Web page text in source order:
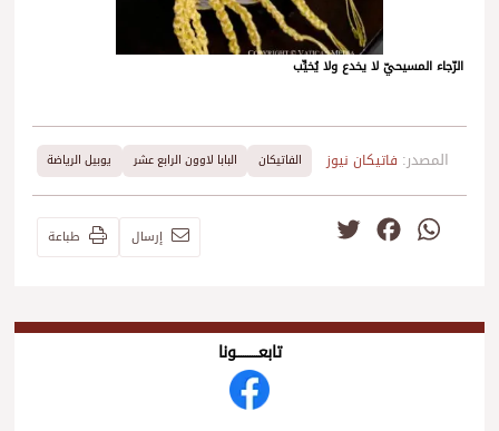
الرّجاء المسيحيّ لا يخدع ولا يُخيِّب
المصدر: فاتيكان نيوز الفاتيكان البابا لاوون الرابع عشر يوبيل الرياضة
WhatsApp
Facebook إرسال طباعة
تابعــــــــــونا